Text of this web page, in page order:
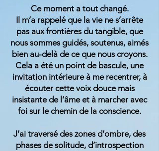
Ce moment a tout changé.
Il m’a rappelé que la vie ne s’arrête
pas aux frontières du tangible, que
nous sommes guidés, soutenus, aimés
bien au-delà de ce que nous croyons.
Cela a été un point de bascule, une
invitation intérieure à me recentrer, à
écouter cette voix douce mais
insistante de l’âme et à marcher avec
foi sur le chemin de la conscience.
J’ai traversé des zones d’ombre, des
phases de solitude, d’introspection